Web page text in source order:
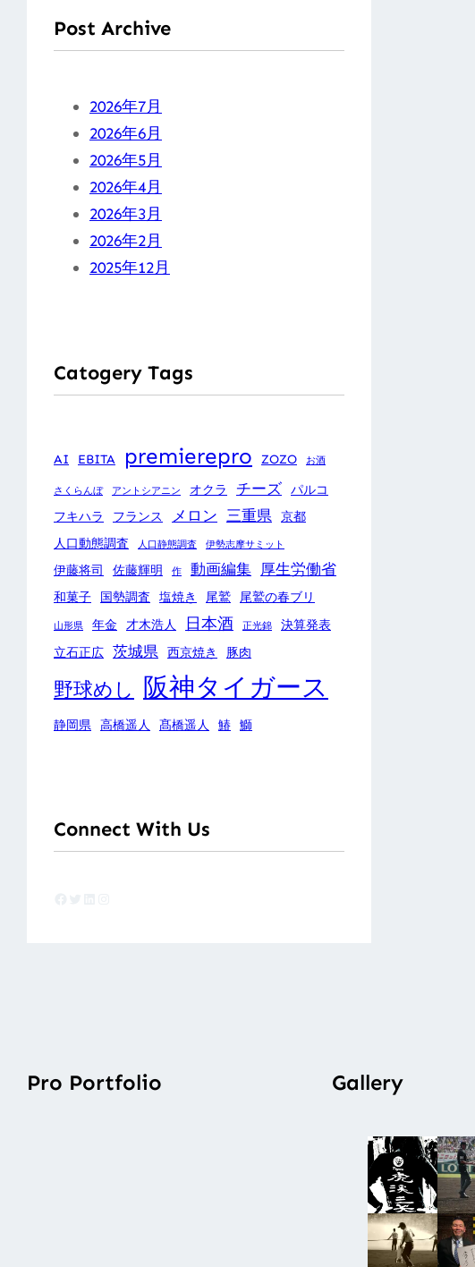
Post Archive
2026年7月
2026年6月
2026年5月
2026年4月
2026年3月
2026年2月
2025年12月
Catogery Tags
AI EBITA premierepro ZOZO お酒
さくらんぼ アントシアニン オクラ チーズ パルコ
フキハラ
フランス メロン 三重県
京都
人口動態調査
人口静態調査 伊勢志摩サミット
伊藤将司 佐藤輝明 作 動画編集 厚生労働省
和菓子 国勢調査 塩焼き 尾鷲 尾鷲の春ブリ
山形県 年金 才木浩人 日本酒 正光錦
決算発表
立石正広 茨城県 西京焼き 豚肉
野球めし 阪神タイガース
静岡県 高橋遥人 髙橋遥人 鰆 鰤
Connect With Us
Pro Portfolio Gallery